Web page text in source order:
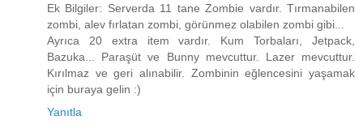
Ek Bilgiler: Serverda 11 tane Zombie vardır. Tırmanabilen
zombi, alev fırlatan zombi, görünmez olabilen zombi gibi...
Ayrıca 20 extra item vardır. Kum Torbaları, Jetpack,
Bazuka... Paraşüt ve Bunny mevcuttur. Lazer mevcuttur.
Kırılmaz ve geri alınabilir. Zombinin eğlencesini yaşamak
için buraya gelin :)
Yanıtla